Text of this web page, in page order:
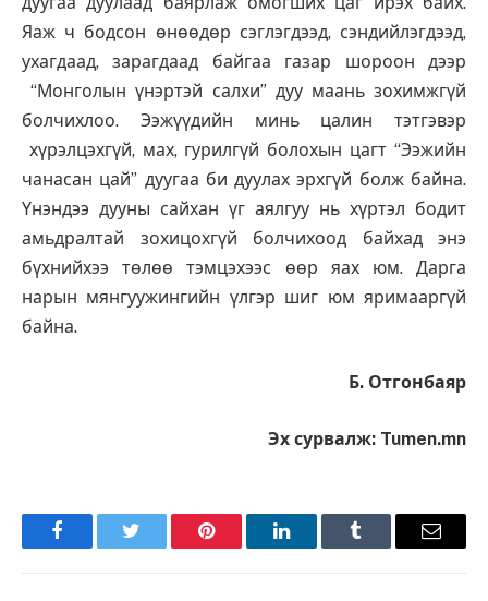
Яаж ч бодсон өнөөдөр сэглэгдээд, сэндийлэгдээд,
ухагдаад, зарагдаад байгаа газар шороон дээр
“Монголын үнэртэй салхи” дуу маань зохимжгүй
болчихлоо. Ээжүүдийн минь цалин тэтгэвэр
хүрэлцэхгүй, мах, гурилгүй болохын цагт “Ээжийн
чанасан цай” дуугаа би дуулах эрхгүй болж байна.
Үнэндээ дууны сайхан үг аялгуу нь хүртэл бодит
амьдралтай зохицохгүй болчихоод байхад энэ
бүхнийхээ төлөө тэмцэхээс өөр яах юм. Дарга
нарын мянгуужингийн үлгэр шиг юм яримааргүй
байна.
Б. Отгонбаяр
Эх сурвалж: Tumen.mn
FacebookTwitter Pinterest LinkedInTumblr Имэйл